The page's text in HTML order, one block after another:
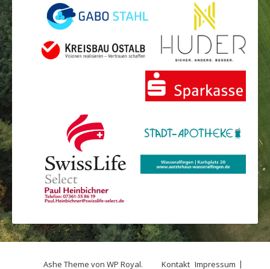
Kontakt Impressum
Ashe Theme von WP Royal.